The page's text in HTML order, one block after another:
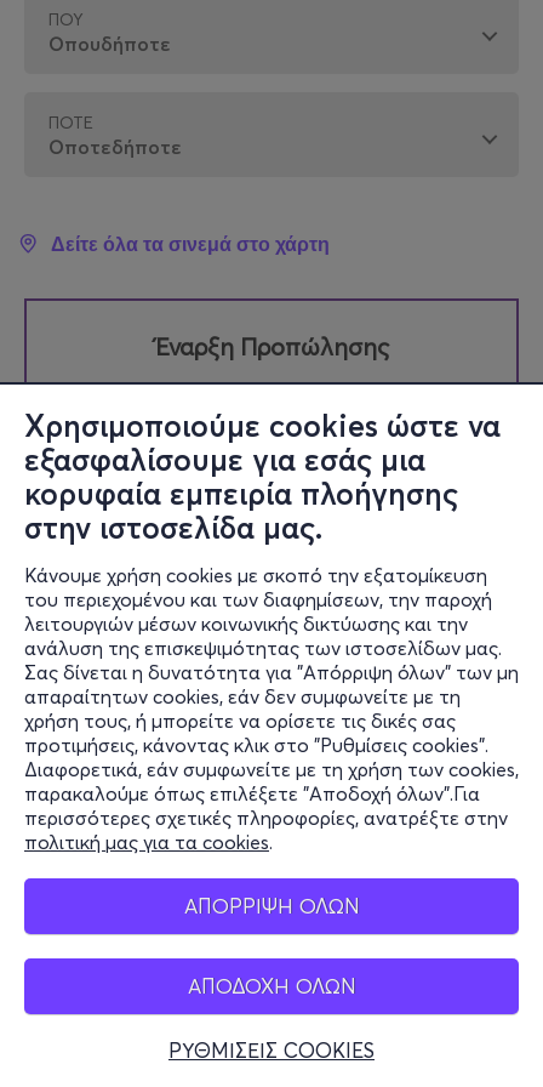
Χρησιμοποιούμε cookies ώστε να
εξασφαλίσουμε για εσάς μια
κορυφαία εμπειρία πλοήγησης
στην ιστοσελίδα μας.
Κάνουμε χρήση cookies με σκοπό την εξατομίκευση
του περιεχομένου και των διαφημίσεων, την παροχή
λειτουργιών μέσων κοινωνικής δικτύωσης και την
ανάλυση της επισκεψιμότητας των ιστοσελίδων μας.
Σας δίνεται η δυνατότητα για "Απόρριψη όλων" των μη
απαραίτητων cookies, εάν δεν συμφωνείτε με τη
χρήση τους, ή μπορείτε να ορίσετε τις δικές σας
προτιμήσεις, κάνοντας κλικ στο "Ρυθμίσεις cookies".
Διαφορετικά, εάν συμφωνείτε με τη χρήση των cookies,
παρακαλούμε όπως επιλέξετε "Αποδοχή όλων".Για
περισσότερες σχετικές πληροφορίες, ανατρέξτε στην
πολιτική μας για τα cookies.
ΑΠΟΡΡΙΨΗ ΟΛΩΝ
ΑΠΟΔΟΧΗ ΟΛΩΝ
ΡΥΘΜΙΣΕΙΣ COOKIES
ΠΟΎ
ΠΌΤΕ
Δείτε όλα τα σινεμά στο χάρτη
Έναρξη Προπώλησης